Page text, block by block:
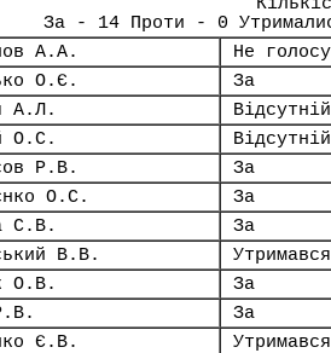
За - 14 Проти - 0
А.А.
Не
О.Є.
За
А.Л.
Відсутній
О.С.
Відсутній
Р.В.
За
О.С.
За
С.В.
За
В.В.
Утримався
О.В.
За
За
Є.В.
Утримався